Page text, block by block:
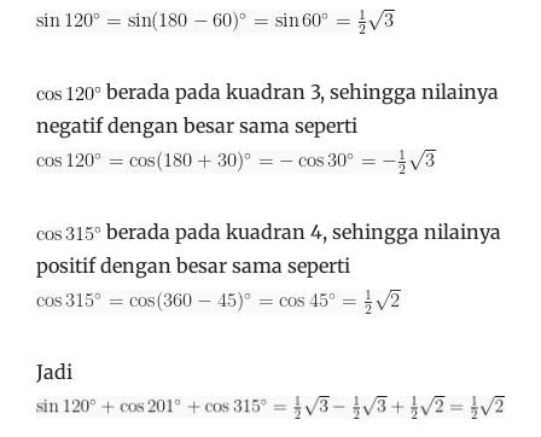
berada pada kuadran 3, sehingga nilainya
negatif dengan besar sama seperti
berada pada kuadran 4, sehingga nilainya
positif dengan besar sama seperti
Jadi